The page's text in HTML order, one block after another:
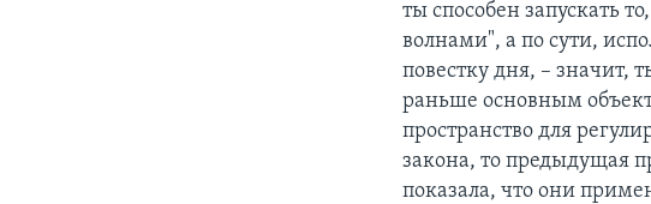
ты способен запускать
волнами", а по сути,
повестку дня, – значит,
раньше основным
пространство для
закона, то предыдущая
показала, что они